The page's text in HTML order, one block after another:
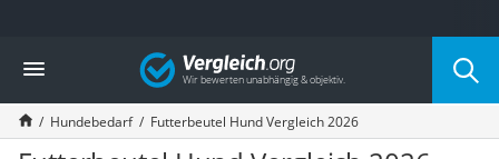
Die beliebtesten Vergleiche nach Kategorie
Drogerie
Inhalator
Haarschneider
Rollator
Vergleich
Hundebedarf Futterbeutel Hund Vergleich 2026